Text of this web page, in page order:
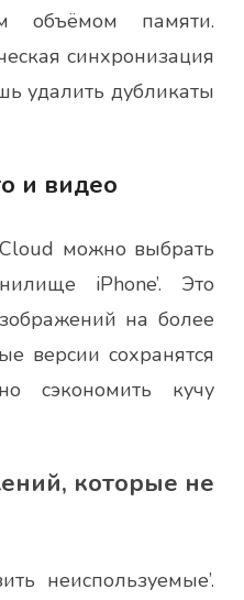
объёмом памяти.
синхронизация
удалить дубликаты
и видео
можно выбрать
iPhone’. Это
на более
версии сохранятся
сэкономить кучу
которые не
неиспользуемые’.